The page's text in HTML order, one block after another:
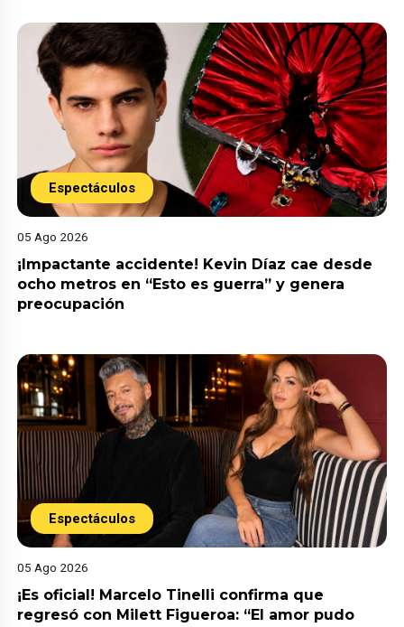
Espectáculos
05 Ago 2026
¡Impactante accidente! Kevin Díaz cae desde
ocho metros en “Esto es guerra” y genera
preocupación
Espectáculos
05 Ago 2026
¡Es oficial! Marcelo Tinelli confirma que
regresó con Milett Figueroa: “El amor pudo